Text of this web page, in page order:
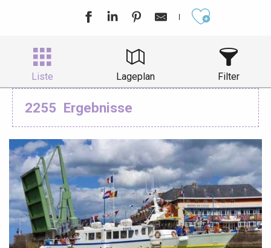
Liste Lageplan Filter
2255 Ergebnisse